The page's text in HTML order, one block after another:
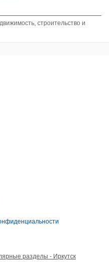
строительство и
разделы - Иркутск